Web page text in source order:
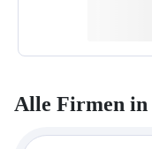
Alle Firmen in